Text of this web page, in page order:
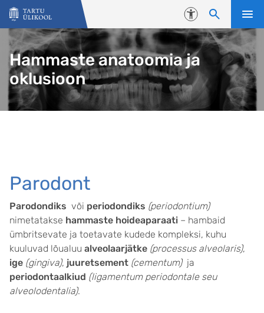
Liigu edasi põhisisu juurde
Juurdepääsetavus
Hammaste anatoomia ja
oklusioon
Parodont
Parodondiks või periodondiks (periodontium)
nimetatakse hammaste hoideaparaati – hambaid
ümbritsevate ja toetavate kudede kompleksi, kuhu
kuuluvad lõualuu alveolaarjätke (processus alveolaris),
ige (gingiva), juuretsement (cementum) ja
periodontaalkiud (ligamentum periodontale seu
alveolodentalia).